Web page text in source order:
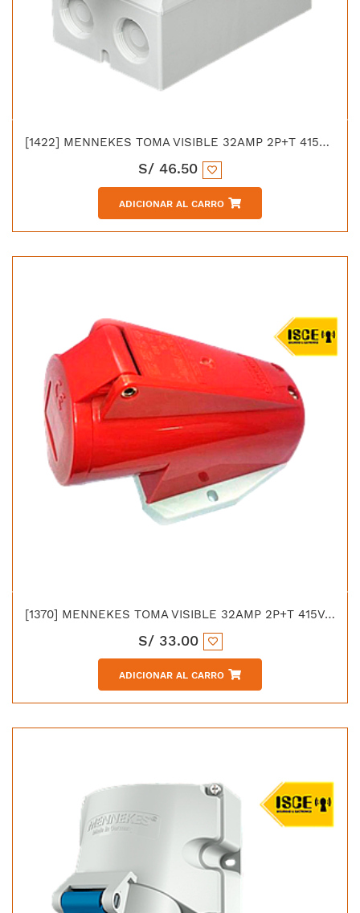
[1422] MENNEKES TOMA VISIBLE 32AMP 2P+T 415V ROJO 9H IP44 LIBRE DE HALOGENO
S/ 46.50
ADICIONAR AL CARRO
[1370] MENNEKES TOMA VISIBLE 32AMP 2P+T 415V ROJO 9H IP44
S/ 33.00
ADICIONAR AL CARRO